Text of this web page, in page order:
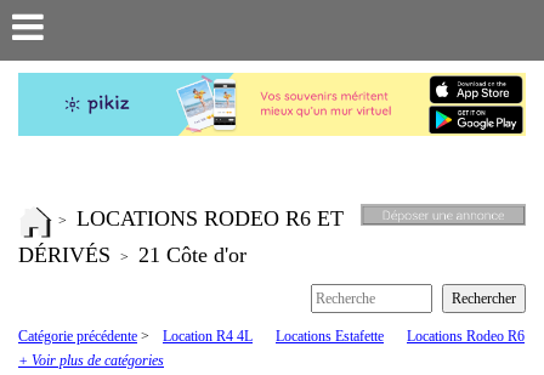
>
LOCATIONS RODEO R6 ET
DÉRIVÉS
> 21 Côte d'or
Catégorie précédente > Location R4 4L Locations Estafette
Locations Rodeo R6
et dérivés
+ Voir plus de catégories